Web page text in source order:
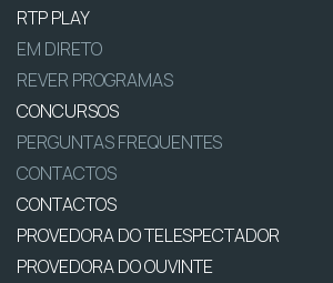
RTP PLAY
EM DIRETO
REVER PROGRAMAS
CONCURSOS
PERGUNTAS FREQUENTES
CONTACTOS
CONTACTOS
PROVEDORA DO TELESPECTADOR
PROVEDORA DO OUVINTE